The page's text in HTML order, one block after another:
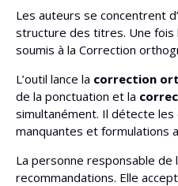
Les auteurs se concentrent
structure des titres. Une
soumis à la Correction
L’outil lance la correction
de la ponctuation et la
simultanément. Il détecte les
manquantes et formulations
La personne responsable de
recommandations. Elle